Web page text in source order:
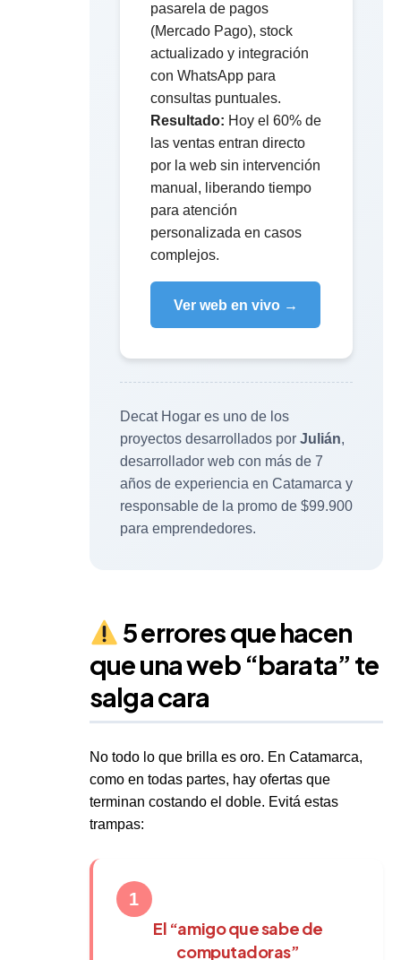
pasarela de pagos
(Mercado Pago), stock
actualizado y integración
con WhatsApp para
consultas puntuales.
Resultado: Hoy el 60% de
las ventas entran directo
por la web sin intervención
manual, liberando tiempo
para atención
personalizada en casos
complejos.
Ver web en vivo →
Decat Hogar es uno de los
proyectos desarrollados por Julián,
desarrollador web con más de 7
años de experiencia en Catamarca y
responsable de la promo de $99.900
para emprendedores.
5 errores que hacen
que una web “barata” te
salga cara
No todo lo que brilla es oro. En Catamarca,
como en todas partes, hay ofertas que
terminan costando el doble. Evitá estas
trampas:
1
El “amigo que sabe de
computadoras”